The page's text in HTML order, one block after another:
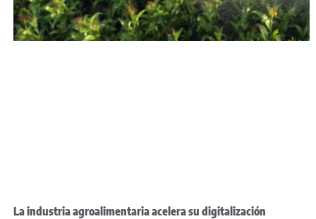
La industria agroalimentaria acelera su digitalización